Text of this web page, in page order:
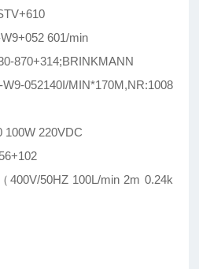
601/min
870+314;BRINKMANN
052140I/MIN*170M,NR:1008
100W 220VDC
400V/50HZ 100L/min 2m 0.24k